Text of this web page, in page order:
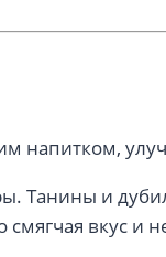
напитком,
Танины и
вкус и